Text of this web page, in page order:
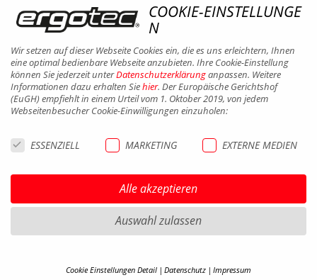
KARRIERE
B2B PORTAL
COOKIES
COOKIE-EINSTELLUNGE
N
Wir setzen auf dieser Webseite Cookies ein, die es uns erleichtern, Ihnen
eine optimal bedienbare Webseite anzubieten. Ihre Cookie-Einstellung
können Sie jederzeit unterDatenschutzerklärunganpassen. Weitere
Informationen dazu erhalten Siehier. Der Europäische Gerichtshof
(EuGH) empfiehlt in einem Urteil vom 1. Oktober 2019, von jedem
Webseitenbesucher Cookie-Einwilligungen einzuholen:
ESSENZIELL MARKETING EXTERNE MEDIEN
Alle akzeptieren
Auswahl zulassen
Cookie Einstellungen Detail Datenschutz Impressum